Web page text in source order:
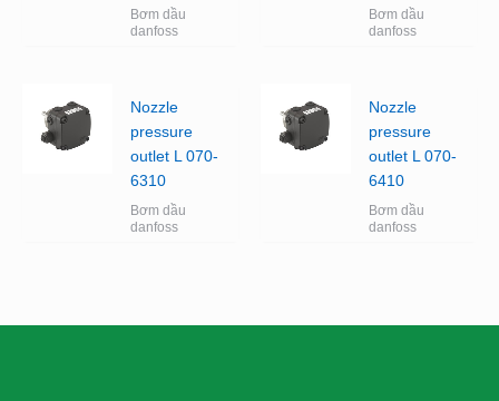
Bơm dầu
danfoss
Bơm dầu
danfoss
Nozzle
pressure
outlet L 070-
6310
Bơm dầu
danfoss
Nozzle
pressure
outlet L 070-
6410
Bơm dầu
danfoss